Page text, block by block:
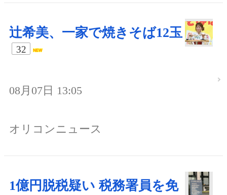
辻希美、一家で焼きそば12玉
32
08月07日 13:05
オリコンニュース
1億円脱税疑い 税務署員を免